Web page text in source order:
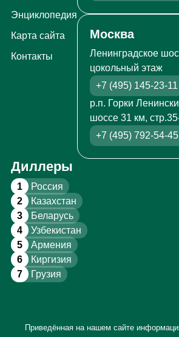
Энциклопедия
Карта сайта
Контакты
Москва
Ленинградское
цокольный этаж
+7 (495) 145-23-11
р.п. Горки
шоссе 31 км,
+7 (495) 792-54-45
Диллеры
1 Россия
2 Казахстан
3 Беларусь
4 Узбекистан
5 Армения
6 Киргизия
7 Грузия
Приведённая на нашем сайте